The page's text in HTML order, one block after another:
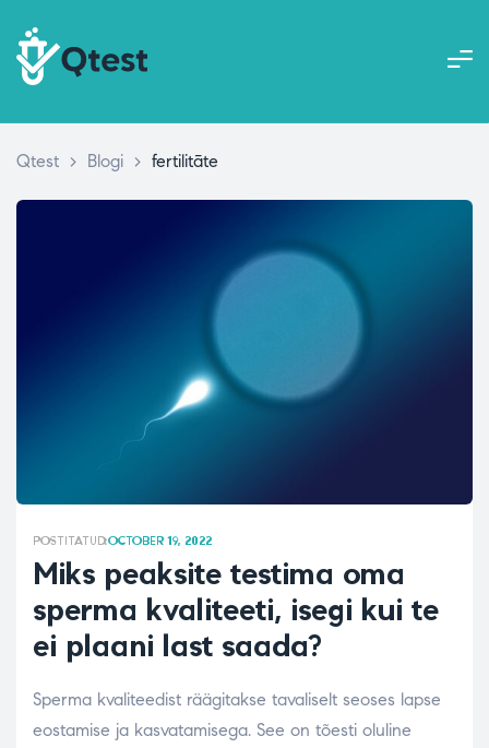
Qtest > Blogi > fertilitāte
POSTITATUD:OCTOBER 19, 2022
Miks peaksite testima oma
sperma kvaliteeti, isegi kui te
ei plaani last saada?
Sperma kvaliteedist räägitakse tavaliselt seoses lapse
eostamise ja kasvatamisega. See on tõesti oluline